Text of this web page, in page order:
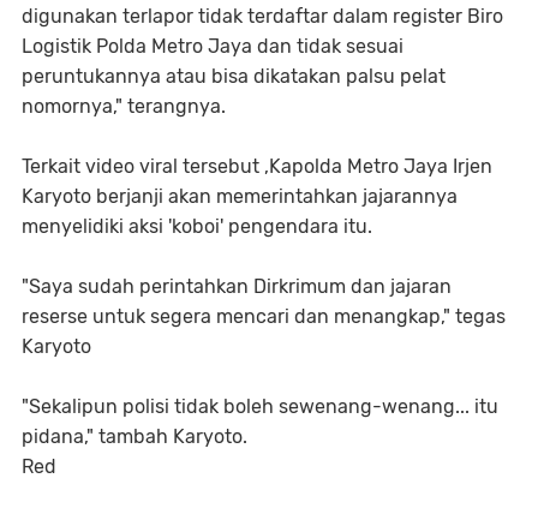
digunakan terlapor tidak terdaftar dalam register Biro
Logistik Polda Metro Jaya dan tidak sesuai
peruntukannya atau bisa dikatakan palsu pelat
nomornya," terangnya.
Terkait video viral tersebut ,Kapolda Metro Jaya Irjen
Karyoto berjanji akan memerintahkan jajarannya
menyelidiki aksi 'koboi' pengendara itu.
"Saya sudah perintahkan Dirkrimum dan jajaran
reserse untuk segera mencari dan menangkap," tegas
Karyoto
"Sekalipun polisi tidak boleh sewenang-wenang... itu
pidana," tambah Karyoto.
Red